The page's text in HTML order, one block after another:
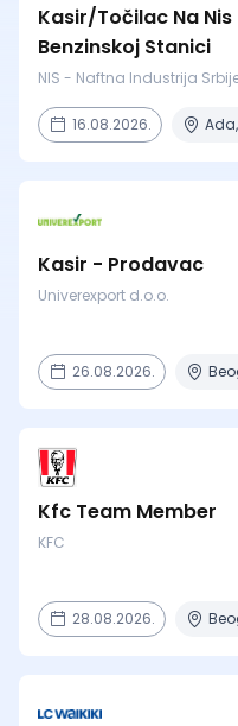
Kasir/Točilac Na
Benzinskoj Stanici
NIS - Naftna Industrija
16.08.2026.
Kasir - Prodavac
Univerexport d.o.o.
26.08.2026.
Kfc Team Member
KFC
28.08.2026.